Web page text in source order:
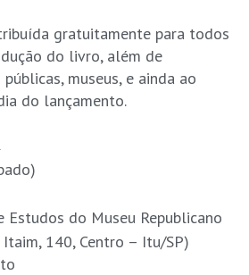
gratuitamente para todos
do livro, além de
museus, e ainda ao
do lançamento.
Estudos do Museu Republicano
140, Centro – Itu/SP)